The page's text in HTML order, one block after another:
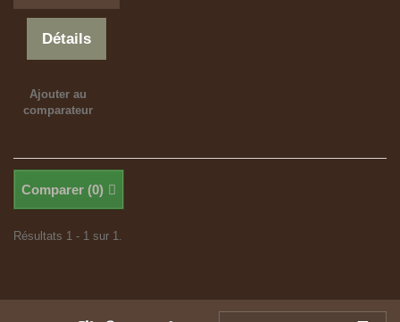
Détails
Ajouter au
comparateur
Comparer (0)
Résultats 1 - 1 sur 1.